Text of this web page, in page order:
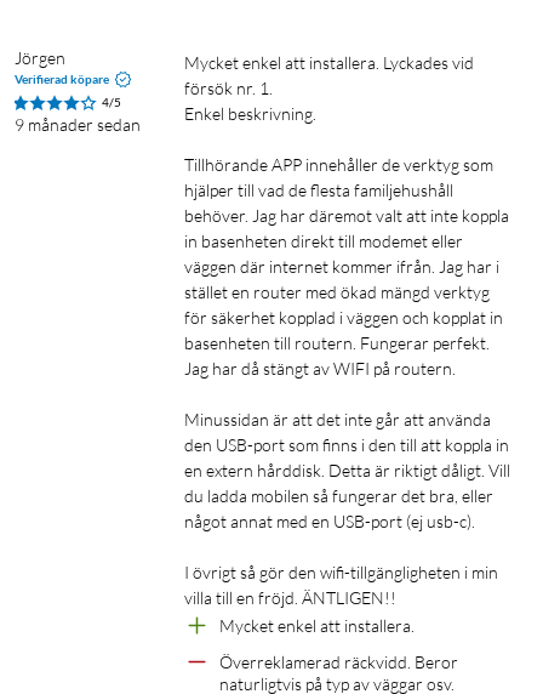
övervakningskameror, fjärrströmbrytare och smart belysning.
Med stöd för Zigbee och Bluetooth får du även fler alternativ
att styra och automatisera kompatibla smarta enheter.
Mesh-system Mesh-nod Mesh-router
Jörgen
Verifierad köpare
4/5
9 månader sedan
Mycket enkel att installera. Lyckades vid
försök nr. 1.
Enkel beskrivning.
Tillhörande APP innehåller de verktyg som
hjälper till vad de flesta familjehushåll
behöver. Jag har däremot valt att inte koppla
in basenheten direkt till modemet eller
väggen där internet kommer ifrån. Jag har i
stället en router med ökad mängd verktyg
för säkerhet kopplad i väggen och kopplat in
basenheten till routern. Fungerar perfekt.
Jag har då stängt av WIFI på routern.
Minussidan är att det inte går att använda
den USB-port som finns i den till att koppla in
en extern hårddisk. Detta är riktigt dåligt. Vill
du ladda mobilen så fungerar det bra, eller
något annat med en USB-port (ej usb-c).
I övrigt så gör den wifi-tillgängligheten i min
villa till en fröjd. ÄNTLIGEN!!
Mycket enkel att installera.
Överreklamerad räckvidd. Beror
naturligtvis på typ av väggar osv.